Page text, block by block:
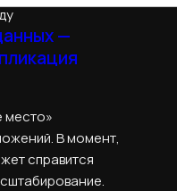
—
место»
В момент,
справится